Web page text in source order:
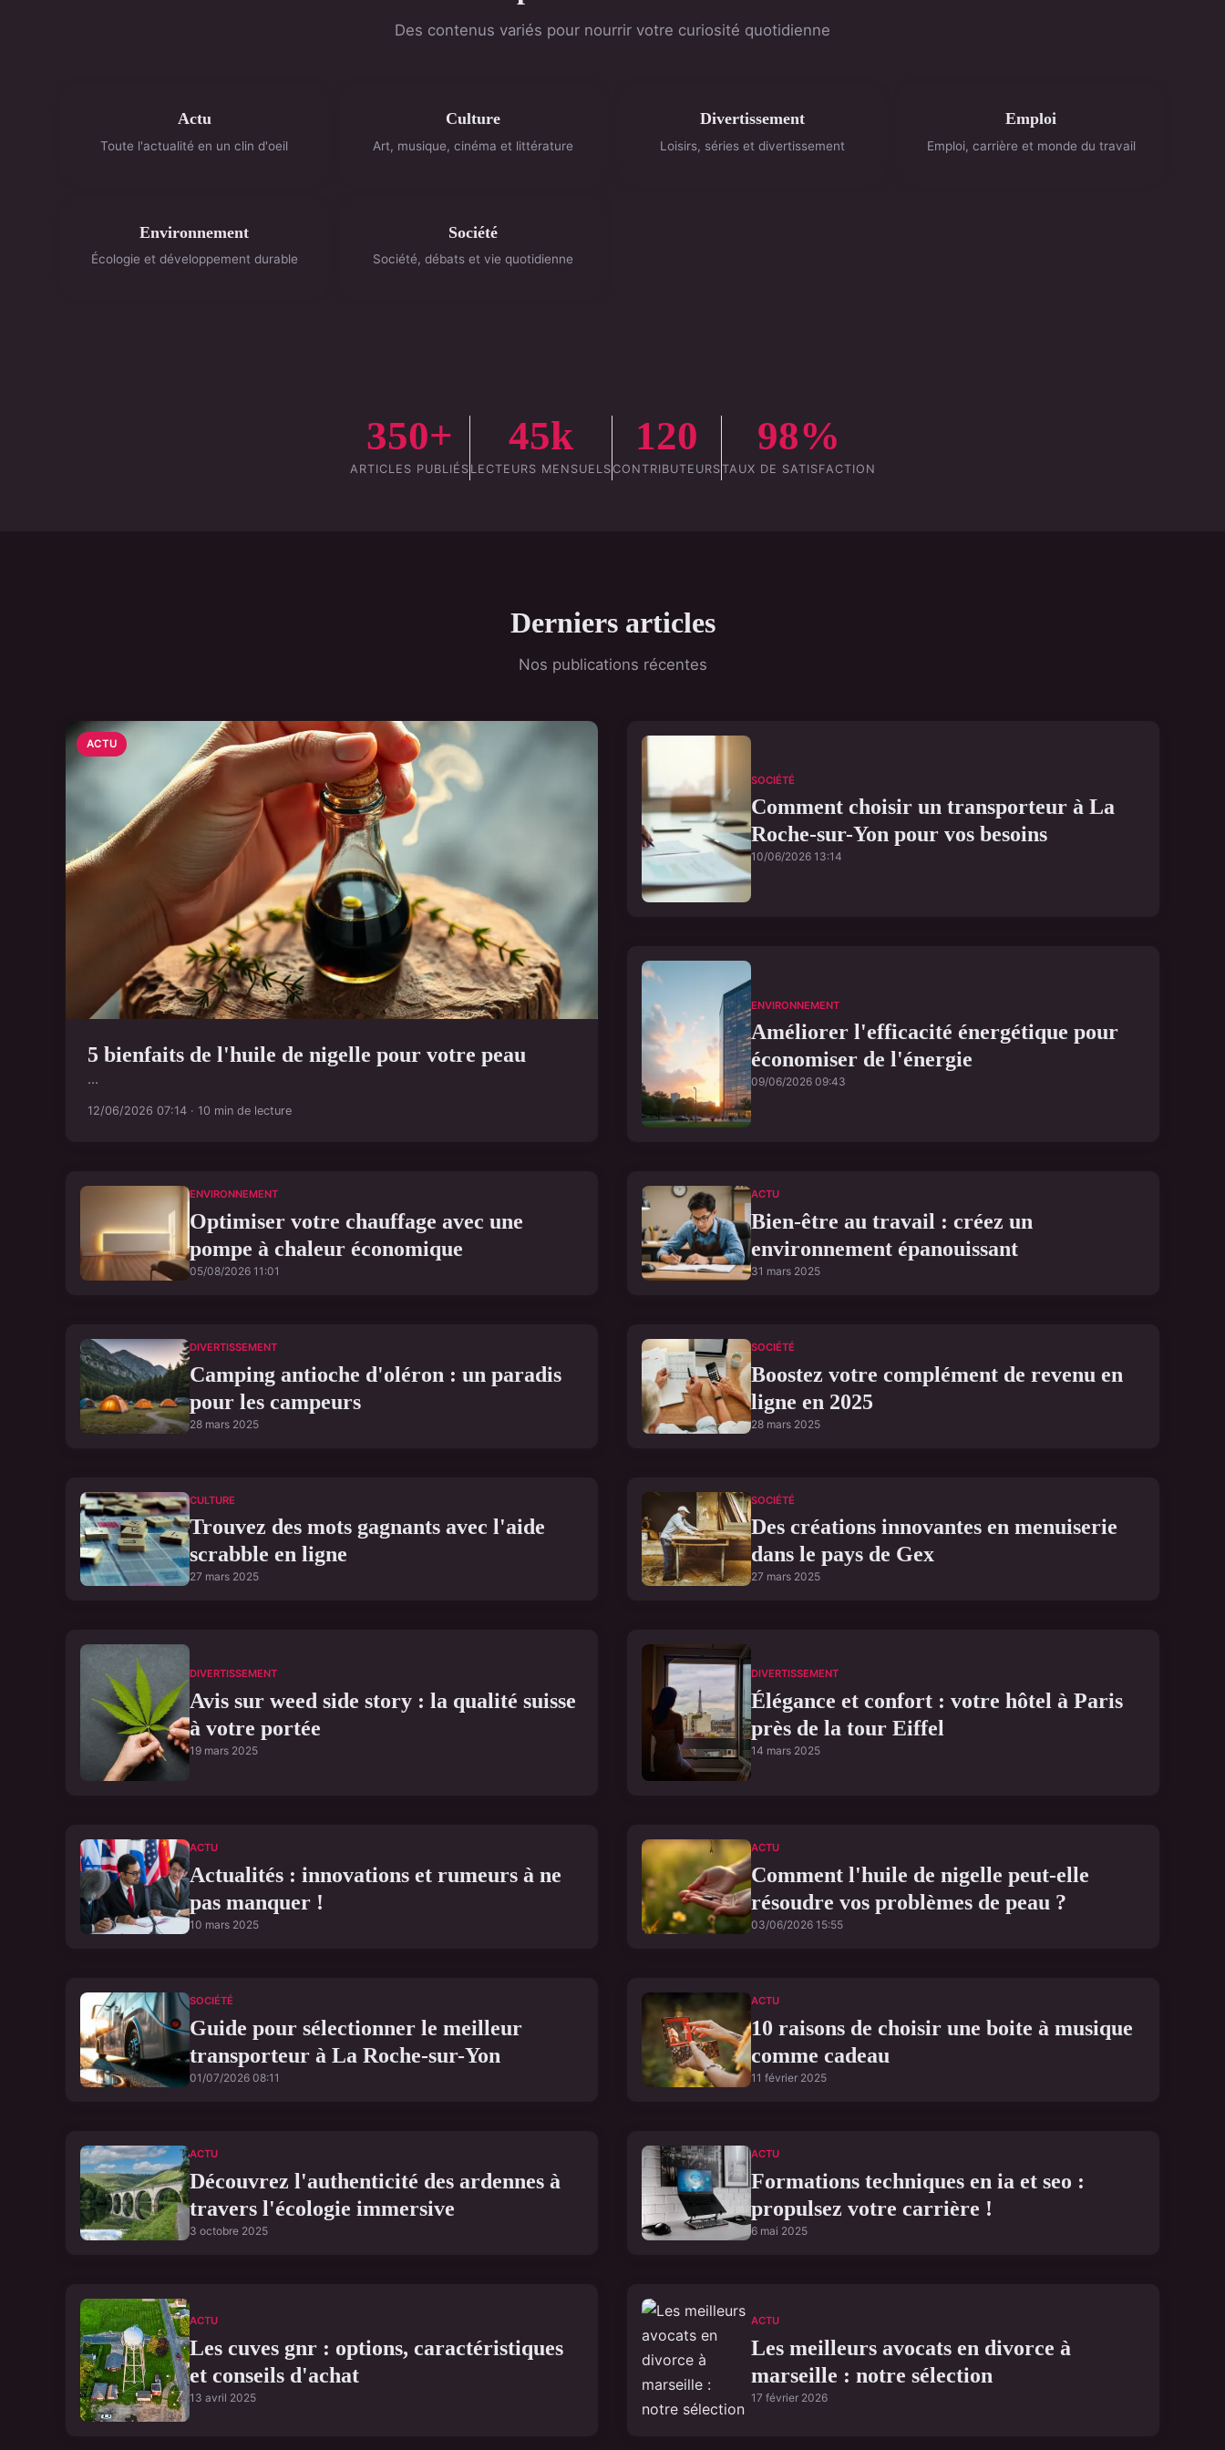
Des contenus variés pour nourrir votre curiosité quotidienne
Actu
Toute l'actualité en un clin d'oeil
Culture
Art, musique, cinéma et littérature
Divertissement
Loisirs, séries et divertissement
Emploi
Emploi, carrière et monde du travail
Environnement
Écologie et développement durable
Société
Société, débats et vie quotidienne
350+
ARTICLES PUBLIÉS
45k
LECTEURS MENSUELS
120
CONTRIBUTEURS
98%
TAUX DE SATISFACTION
Derniers articles
Nos publications récentes
ACTU
5 bienfaits de l'huile de nigelle pour votre peau
...
12/06/2026 07:14 · 10 min de lecture
SOCIÉTÉ
Comment choisir un transporteur à La
Roche-sur-Yon pour vos besoins
10/06/2026 13:14
ENVIRONNEMENT
Améliorer l'efficacité énergétique pour
économiser de l'énergie
09/06/2026 09:43
ENVIRONNEMENT
Optimiser votre chauffage avec une
pompe à chaleur économique
05/08/2026 11:01
ACTU
Bien-être au travail : créez un
environnement épanouissant
31 mars 2025
DIVERTISSEMENT
Camping antioche d'oléron : un paradis
pour les campeurs
28 mars 2025
SOCIÉTÉ
Boostez votre complément de revenu en
ligne en 2025
28 mars 2025
CULTURE
Trouvez des mots gagnants avec l'aide
scrabble en ligne
27 mars 2025
SOCIÉTÉ
Des créations innovantes en menuiserie
dans le pays de Gex
27 mars 2025
DIVERTISSEMENT
Avis sur weed side story : la qualité suisse
à votre portée
19 mars 2025
DIVERTISSEMENT
Élégance et confort : votre hôtel à Paris
près de la tour Eiffel
14 mars 2025
ACTU
Actualités : innovations et rumeurs à ne
pas manquer !
10 mars 2025
ACTU
Comment l'huile de nigelle peut-elle
résoudre vos problèmes de peau ?
03/06/2026 15:55
SOCIÉTÉ
Guide pour sélectionner le meilleur
transporteur à La Roche-sur-Yon
01/07/2026 08:11
ACTU
10 raisons de choisir une boite à musique
comme cadeau
11 février 2025
ACTU
Découvrez l'authenticité des ardennes à
travers l'écologie immersive
3 octobre 2025
ACTU
Formations techniques en ia et seo :
propulsez votre carrière !
6 mai 2025
ACTU
Les cuves gnr : options, caractéristiques
et conseils d'achat
13 avril 2025
ACTU
Les meilleurs avocats en divorce à
marseille : notre sélection
17 février 2026